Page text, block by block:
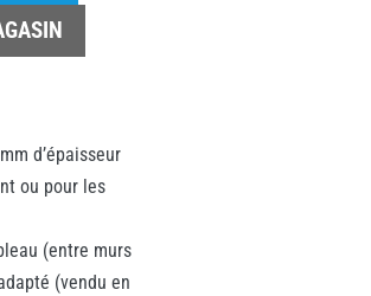
d’épaisseur
ou pour les
(entre murs
(vendu en